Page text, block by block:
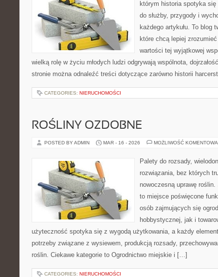
którym historia spotyka
do służby, przygody i
każdego artykułu. To blog
które chcą lepiej
wartości tej wyjątkowej
wielką rolę w życiu młodych ludzi odgrywają wspólnota,
stronie można odnaleźć treści dotyczące zarówno historii
CATEGORIES: NIERUCHOMOŚCI
ROŚLINY OZDOBNE
POSTED BY ADMIN MAR - 16 - 2026 MOŻLIWOŚĆ
Palety do rozsady,
rozwiązania, bez których
nowoczesną uprawę
to miejsce poświęcone
osób zajmujących się
hobbystycznej, jak i
użyteczność spotyka się z wygodą użytkowania, a każdy
potrzeby związane z wysiewem, produkcją rozsady,
roślin. Ciekawe kategorie to Ogrodnictwo miejskie i […]
CATEGORIES: NIERUCHOMOŚCI